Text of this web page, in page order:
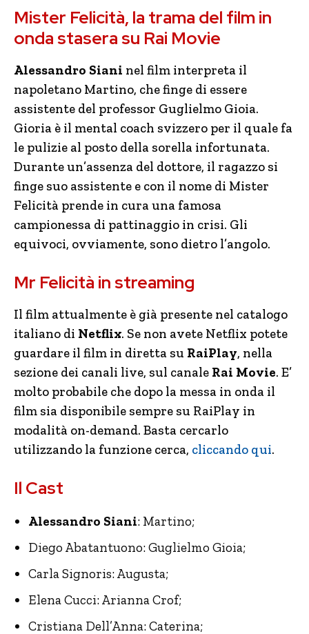
Mister Felicità, la trama del film in
onda stasera su Rai Movie
Alessandro Siani nel film interpreta il
napoletano Martino, che finge di essere
assistente del professor Guglielmo Gioia.
Gioria è il mental coach svizzero per il quale fa
le pulizie al posto della sorella infortunata.
Durante un’assenza del dottore, il ragazzo si
finge suo assistente e con il nome di Mister
Felicità prende in cura una famosa
campionessa di pattinaggio in crisi. Gli
equivoci, ovviamente, sono dietro l’angolo.
Mr Felicità in streaming
Il film attualmente è già presente nel catalogo
italiano di Netflix. Se non avete Netflix potete
guardare il film in diretta su RaiPlay, nella
sezione dei canali live, sul canale Rai Movie. E’
molto probabile che dopo la messa in onda il
film sia disponibile sempre su RaiPlay in
modalità on-demand. Basta cercarlo
utilizzando la funzione cerca, cliccando qui.
Il Cast
Alessandro Siani: Martino;
Diego Abatantuono: Guglielmo Gioia;
Carla Signoris: Augusta;
Elena Cucci: Arianna Crof;
Cristiana Dell’Anna: Caterina;